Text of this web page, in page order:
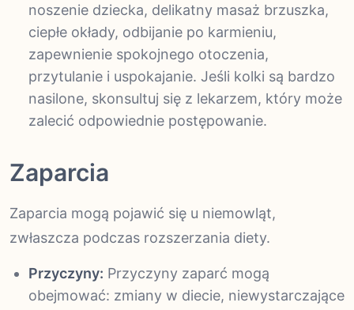
noszenie dziecka, delikatny masaż brzuszka,
ciepłe okłady, odbijanie po karmieniu,
zapewnienie spokojnego otoczenia,
przytulanie i uspokajanie. Jeśli kolki są bardzo
nasilone, skonsultuj się z lekarzem, który może
zalecić odpowiednie postępowanie.
Zaparcia
Zaparcia mogą pojawić się u niemowląt,
zwłaszcza podczas rozszerzania diety.
Przyczyny: Przyczyny zaparć mogą
obejmować: zmiany w diecie, niewystarczające